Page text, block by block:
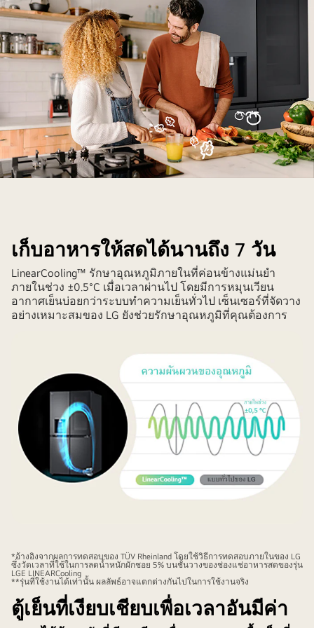
อาหาร
อยู่
หน้า
เย็น
เก็บอาหารให้สดได้นานถึง 7 วัน
LinearCooling™ รักษาอุณหภูมิภายในที่ค่อนข้างแม่นยำ
ภายในช่วง ±0.5°C เมื่อเวลาผ่านไป โดยมีการหมุนเวียน
อากาศเย็นบ่อยกว่าระบบทำความเย็นทั่วไป เซ็นเซอร์ที่จัดวาง
อย่างเหมาะสมของ LG ยังช่วยรักษาอุณหภูมิที่คุณต้องการ
*อ้างอิงจากผลการทดสอบของ TÜV Rheinland โดยใช้วิธีการทดสอบภายในของ LG
ซึ่งวัดเวลาที่ใช้ในการลดน้ำหนักผักชอย 5% บนชั้นวางของช่องแช่อาหารสดของรุ่น
LGE LINEARCooling
**รุ่นที่ใช้งานได้เท่านั้น ผลลัพธ์อาจแตกต่างกันไปในการใช้งานจริง
ตู้เย็นที่เงียบเชียบเพื่อเวลาอันมีค่า